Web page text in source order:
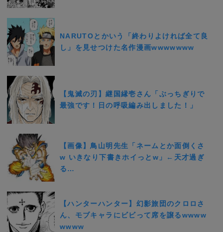
NARUTOとかいう「終わりよければ全て良
し」を見せつけた名作漫画wwwwwww
【鬼滅の刃】継国縁壱さん「ぶっちぎりで
最強です！日の呼吸編み出しました！」
【画像】鳥山明先生「ネームとか面倒くさ
w いきなり下書きホイっとw」←天才過ぎ
る…
【ハンターハンター】幻影旅団のクロロさ
ん、モブキャラにビビって席を譲るwwww
wwww